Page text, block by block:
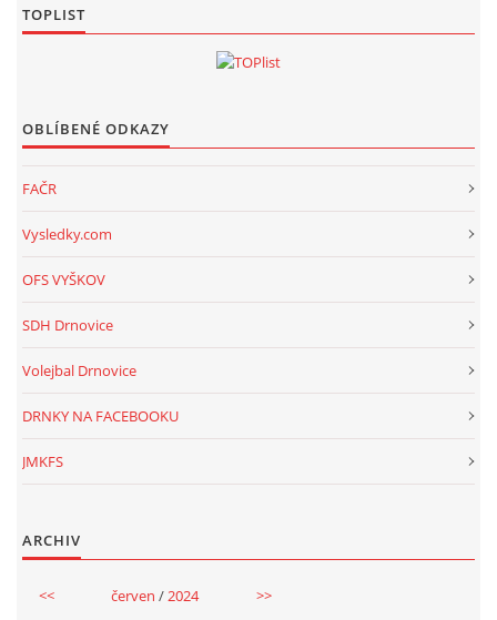
TOPLIST
OBLÍBENÉ ODKAZY
FAČR
Vysledky.com
OFS VYŠKOV
SDH Drnovice
Volejbal Drnovice
DRNKY NA FACEBOOKU
JMKFS
ARCHIV
<< červen /2024 >>